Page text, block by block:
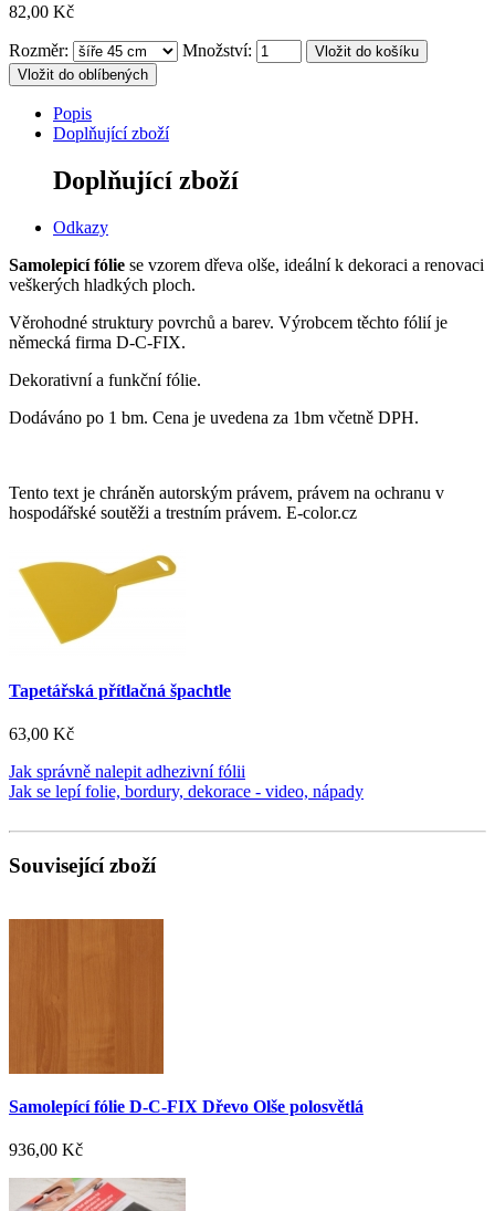
82,00 Kč
Rozměr: Množství:
Vložit do oblíbených
Popis
Doplňující zboží
Doplňující zboží
Odkazy
Samolepicí fólie se vzorem dřeva olše, ideální k dekoraci a renovaci
veškerých hladkých ploch.
Věrohodné struktury povrchů a barev. Výrobcem těchto fólií je
německá firma D-C-FIX.
Dekorativní a funkční fólie.
Dodáváno po 1 bm. Cena je uvedena za 1bm včetně DPH.
Tento text je chráněn autorským právem, právem na ochranu v
hospodářské soutěži a trestním právem. E-color.cz
Tapetářská přítlačná špachtle
63,00 Kč
Jak správně nalepit adhezivní fólii
Jak se lepí folie, bordury, dekorace - video, nápady
Související zboží
Samolepící fólie D-C-FIX Dřevo Olše polosvětlá
936,00 Kč